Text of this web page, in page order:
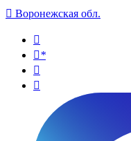
 Воронежская обл.

*

